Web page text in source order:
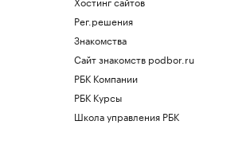
Рег.решения
Знакомства
Сайт знакомств podbor.ru
РБК Компании
РБК Курсы
Школа управления РБК